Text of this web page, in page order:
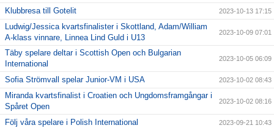
Klubbresa till Gotelit 2023-10-13 17:15
Ludwig/Jessica kvartsfinalister i Skottland, Adam/William
A-klass vinnare, Linnea Lind Guld i U13
2023-10-09 07:01
Täby spelare deltar i Scottish Open och Bulgarian
International
2023-10-05 06:09
Sofia Strömvall spelar Junior-VM i USA 2023-10-02 08:43
Miranda kvartsfinalist i Croatien och Ungdomsframgångar i
Spåret Open
2023-10-02 08:16
Följ våra spelare i Polish International 2023-09-21 10:43